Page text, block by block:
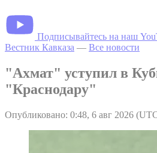
Подписывайтесь на наш
Вестник Кавказа — Все новости
"Ахмат" уступил в
"Краснодару"
Опубликовано: 0:48, 6 авг 2026